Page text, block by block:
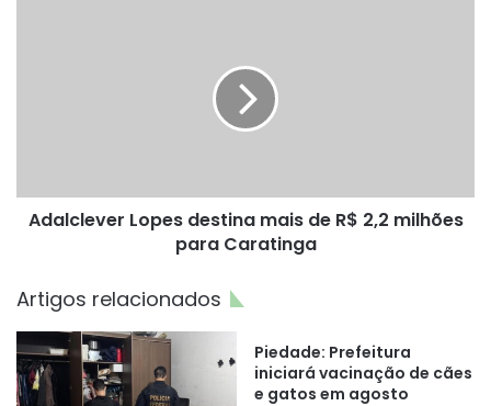
para
Caratinga
Adalclever Lopes destina mais de R$ 2,2 milhões
para Caratinga
Artigos relacionados
Piedade: Prefeitura
iniciará vacinação de cães
e gatos em agosto